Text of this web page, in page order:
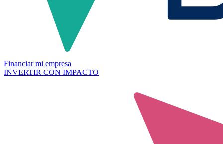
Financiar mi empresa
INVERTIR CON IMPACTO